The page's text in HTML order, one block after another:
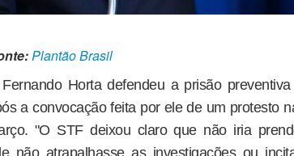
Plantão Brasil
Horta defendeu a prisão
a convocação feita por ele de um protesto
"O STF deixou claro que não iria